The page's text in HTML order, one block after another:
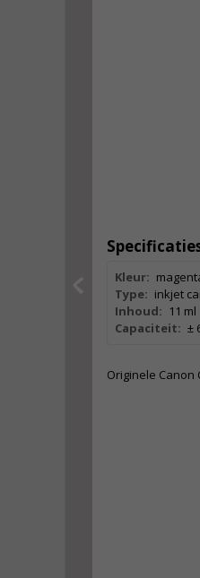
Kleur:
Type: inkjet
Inhoud: 11 ml
Capaciteit: ±
Originele Canon